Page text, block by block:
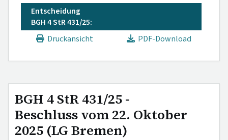
Entscheidung
BGH 4 StR 431/25:
Druckansicht
PDF-Download
BGH 4 StR 431/25 -
Beschluss vom 22. Oktober
2025 (LG Bremen)